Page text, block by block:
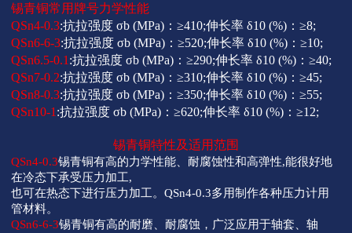
锡青铜常用牌号力学性能
QSn4-0.3:抗拉强度 σb (MPa)：≥410;伸长率 δ10 (%)：≥8;
QSn6-6-3:抗拉强度 σb (MPa)：≥520;伸长率 δ10 (%)：≥10;
QSn6.5-0.1 :抗拉强度 σb (MPa)：≥290;伸长率 δ10 (%)：≥40;
QSn7-0.2:抗拉强度 σb (MPa)：≥310;伸长率 δ10 (%)：≥45;
QSn8-0.3:抗拉强度 σb (MPa)：≥350;伸长率 δ10 (%)：≥55;
QSn10-1 :抗拉强度 σb (MPa)：≥620;伸长率 δ10 (%)：≥12;
锡青铜特性及适用范围
QSn4-0.3锡青铜有高的力学性能、耐腐蚀性和高弹性,能很好地
在冷态下承受压力加工,
也可在热态下进行压力加工。QSn4-0.3多用制作各种压力计用
管材料。
QSn6-6-3锡青铜有高的耐磨、耐腐蚀，广泛应用于轴套、轴